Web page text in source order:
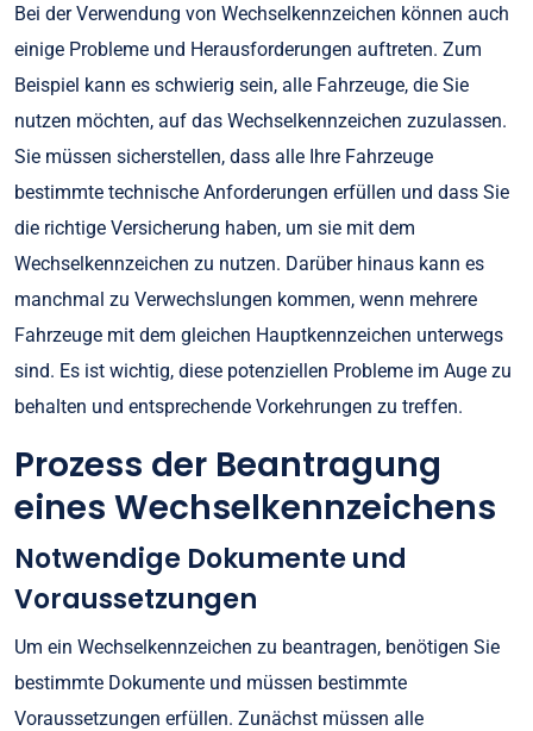
Bei der Verwendung von Wechselkennzeichen können auch
einige Probleme und Herausforderungen auftreten. Zum
Beispiel kann es schwierig sein, alle Fahrzeuge, die Sie
nutzen möchten, auf das Wechselkennzeichen zuzulassen.
Sie müssen sicherstellen, dass alle Ihre Fahrzeuge
bestimmte technische Anforderungen erfüllen und dass Sie
die richtige Versicherung haben, um sie mit dem
Wechselkennzeichen zu nutzen. Darüber hinaus kann es
manchmal zu Verwechslungen kommen, wenn mehrere
Fahrzeuge mit dem gleichen Hauptkennzeichen unterwegs
sind. Es ist wichtig, diese potenziellen Probleme im Auge zu
behalten und entsprechende Vorkehrungen zu treffen.
Prozess der Beantragung
eines Wechselkennzeichens
Notwendige Dokumente und
Voraussetzungen
Um ein Wechselkennzeichen zu beantragen, benötigen Sie
bestimmte Dokumente und müssen bestimmte
Voraussetzungen erfüllen. Zunächst müssen alle